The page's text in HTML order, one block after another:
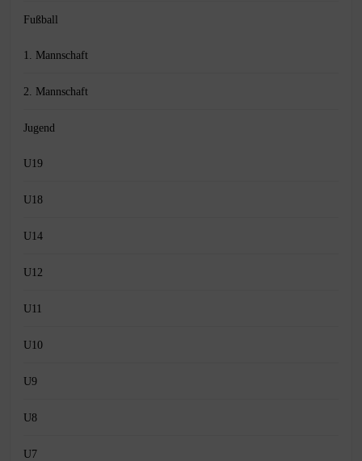
Fußball
1. Mannschaft
2. Mannschaft
Jugend
U19
U18
U14
U12
U11
U10
U9
U8
U7